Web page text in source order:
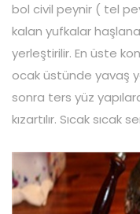
bol civil peynir ( tel
kalan yufkalar
yerleştirilir. En üste
ocak üstünde yavaş
sonra ters yüz
kızartılır. Sıcak sıcak